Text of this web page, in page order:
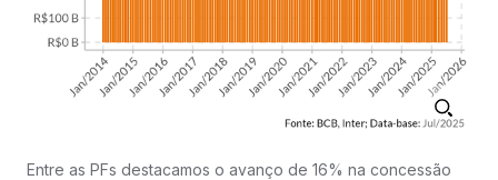
Entre as PFs destacamos o avanço de 16% na concessão